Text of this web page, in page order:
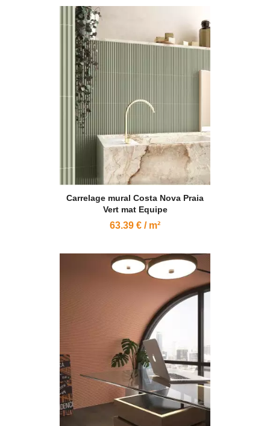
Carrelage mural Costa Nova Praia
Vert mat Equipe
63.39 € / m²